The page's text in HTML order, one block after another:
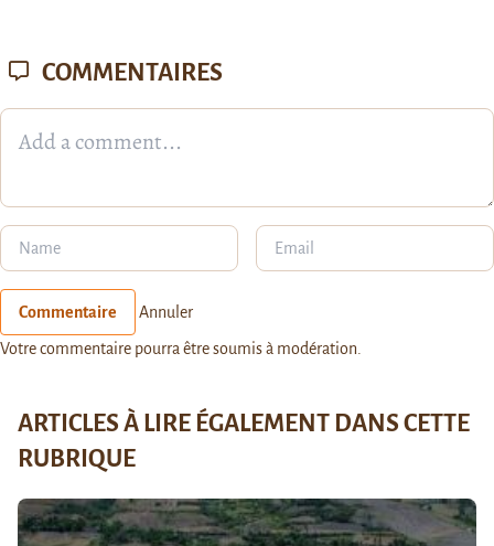
COMMENTAIRES
Commentaire Annuler
Votre commentaire pourra être soumis à modération.
ARTICLES À LIRE ÉGALEMENT DANS CETTE
RUBRIQUE